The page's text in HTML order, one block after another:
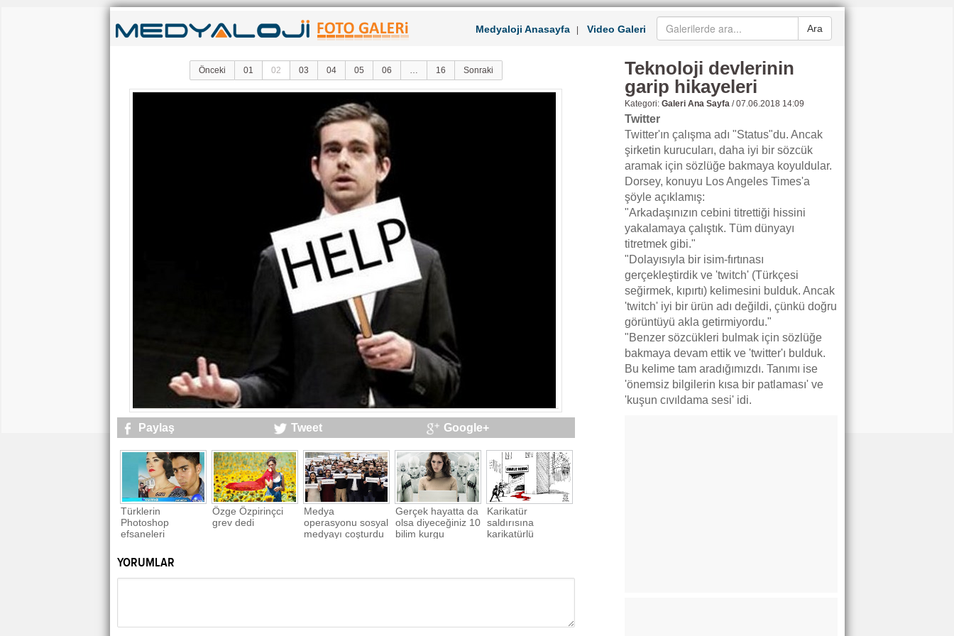
Ara
Medyaloji Anasayfa| Video Galeri
Önceki 01 02 03 04 05 06 … 16 Sonraki
Paylaş Tweet Google+
Türklerin
Photoshop
efsaneleri
Özge Özpirinçci
grev dedi
Medya
operasyonu sosyal
medyayı coşturdu
Gerçek hayatta da
olsa diyeceğiniz 10
bilim kurgu
Karikatür
saldırısına
karikatürlü
YORUMLAR
Teknoloji devlerinin
garip hikayeleri
Kategori: Galeri Ana Sayfa/07.06.2018 14:09
Twitter
Twitter'ın çalışma adı "Status"du. Ancak
şirketin kurucuları, daha iyi bir sözcük
aramak için sözlüğe bakmaya koyuldular.
Dorsey, konuyu Los Angeles Times'a
şöyle açıklamış:
"Arkadaşınızın cebini titrettiği hissini
yakalamaya çalıştık. Tüm dünyayı
titretmek gibi."
"Dolayısıyla bir isim-fırtınası
gerçekleştirdik ve 'twitch' (Türkçesi
seğirmek, kıpırtı) kelimesini bulduk. Ancak
'twitch' iyi bir ürün adı değildi, çünkü doğru
görüntüyü akla getirmiyordu."
"Benzer sözcükleri bulmak için sözlüğe
bakmaya devam ettik ve 'twitter'ı bulduk.
Bu kelime tam aradığımızdı. Tanımı ise
'önemsiz bilgilerin kısa bir patlaması' ve
'kuşun cıvıldama sesi' idi.